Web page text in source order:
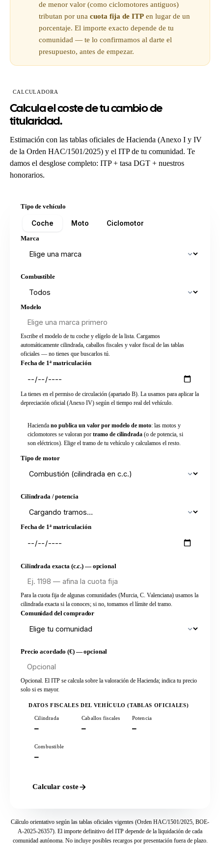
de menor valor (como ciclomotores antiguos)
tributan por una cuota fija de ITP en lugar de un
porcentaje. El importe exacto depende de tu
comunidad — te lo confirmamos al darte el
presupuesto, antes de empezar.
CALCULADORA
Calcula el coste de tu cambio de
titularidad.
Estimación con las tablas oficiales de Hacienda (Anexo I y IV
de la Orden HAC/1501/2025) y el ITP de tu comunidad. Te
damos el desglose completo: ITP + tasa DGT + nuestros
honorarios.
Tipo de vehículo
Coche Moto Ciclomotor
Marca
Combustible
Modelo
Escribe el modelo de tu coche y elígelo de la lista. Cargamos
automáticamente cilindrada, caballos fiscales y valor fiscal de las tablas
oficiales — no tienes que buscarlos tú.
Fecha de 1ª matriculación
La tienes en el permiso de circulación (apartado B). La usamos para aplicar la
depreciación oficial (Anexo IV) según el tiempo real del vehículo.
Hacienda no publica un valor por modelo de moto: las motos y
ciclomotores se valoran por tramo de cilindrada (o de potencia, si
son eléctricos). Elige el tramo de tu vehículo y calculamos el resto.
Tipo de motor
Cilindrada / potencia
Fecha de 1ª matriculación
Cilindrada exacta (c.c.) — opcional
Para la cuota fija de algunas comunidades (Murcia, C. Valenciana) usamos la
cilindrada exacta si la conoces; si no, tomamos el límite del tramo.
Comunidad del comprador
Precio acordado (€) — opcional
Opcional. El ITP se calcula sobre la valoración de Hacienda; indica tu precio
solo si es mayor.
DATOS FISCALES DEL VEHÍCULO (TABLAS OFICIALES)
Cilindrada
—
Caballos fiscales
—
Potencia
—
Combustible
—
Calcular coste
Cálculo orientativo según las tablas oficiales vigentes (Orden HAC/1501/2025, BOE-
A-2025-26357). El importe definitivo del ITP depende de la liquidación de cada
comunidad autónoma. No incluye posibles recargos por presentación fuera de plazo.